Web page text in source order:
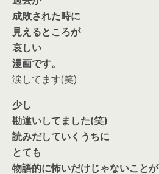
成敗された時に
見えるところが
哀しい
漫画です。
涙してます(笑)
少し
勘違いしてました(笑)
読みだしていくうちに
とても
物語的に怖いだけじゃないことが